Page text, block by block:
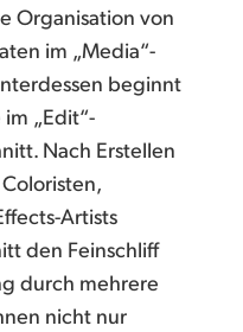
Organisation von
im „Media“-
beginnt
„Edit“-
Nach Erstellen
Artists
den Feinschliff
durch mehrere
nicht nur